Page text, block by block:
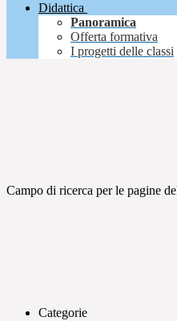
Didattica
Panoramica
Offerta formativa
I progetti delle classi
Campo di ricerca per le pagine
Categorie